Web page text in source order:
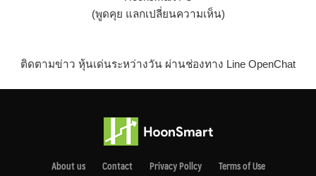
(พูดคุย แลกเปลี่ยนความเห็น)
ติดตามข่าว หุ้นเด่นระหว่างวัน ผ่านช่องทาง Line OpenChat
About us Contact Privacy Pollcy Terms of Use